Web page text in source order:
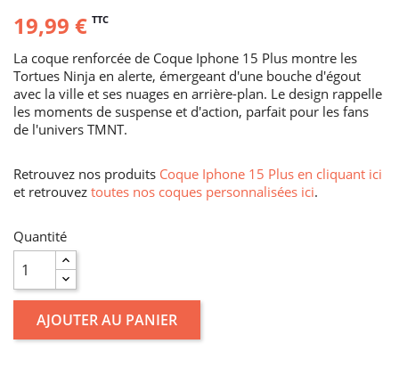
19,99 € TTC
La coque renforcée de Coque Iphone 15 Plus montre les
Tortues Ninja en alerte, émergeant d'une bouche d'égout
avec la ville et ses nuages en arrière-plan. Le design rappelle
les moments de suspense et d'action, parfait pour les fans
de l'univers TMNT.
Retrouvez nos produits Coque Iphone 15 Plus en cliquant ici
et retrouvez toutes nos coques personnalisées ici.
Quantité
AJOUTER AU PANIER